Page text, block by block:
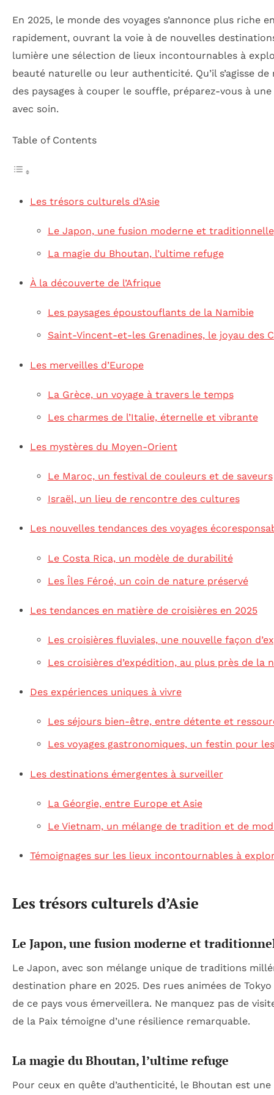
En 2025, le monde des voyages s’annonce plus riche
rapidement, ouvrant la voie à de nouvelles
lumière une sélection de lieux incontournables à
beauté naturelle ou leur authenticité. Qu’il s’agisse
des paysages à couper le souffle, préparez-vous à
avec soin.
Table of Contents
Les trésors culturels d’Asie
Le Japon, une fusion moderne et traditionnelle
La magie du Bhoutan, l’ultime refuge
À la découverte de l’Afrique
Les paysages époustouflants de la Namibie
Saint-Vincent-et-les Grenadines, le joyau des
Les merveilles d’Europe
La Grèce, un voyage à travers le temps
Les charmes de l’Italie, éternelle et vibrante
Les mystères du Moyen-Orient
Le Maroc, un festival de couleurs et de saveurs
Israël, un lieu de rencontre des cultures
Les nouvelles tendances des voyages
Le Costa Rica, un modèle de durabilité
Les Îles Féroé, un coin de nature préservé
Les tendances en matière de croisières en 2025
Les croisières fluviales, une nouvelle façon
Les croisières d’expédition, au plus près de la
Des expériences uniques à vivre
Les séjours bien-être, entre détente et
Les voyages gastronomiques, un festin pour
Les destinations émergentes à surveiller
La Géorgie, entre Europe et Asie
Le Vietnam, un mélange de tradition et de
Témoignages sur les lieux incontournables à
Les trésors culturels d’Asie
Le Japon, une fusion moderne et
Le Japon, avec son mélange unique de traditions
destination phare en 2025. Des rues animées de
de ce pays vous émerveillera. Ne manquez pas de
de la Paix témoigne d’une résilience remarquable.
La magie du Bhoutan, l’ultime refuge
Pour ceux en quête d’authenticité, le Bhoutan est